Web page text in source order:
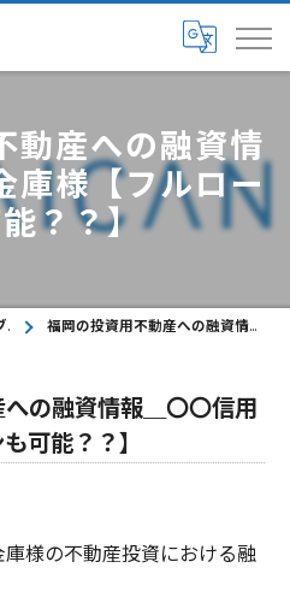
動産への融資情
庫様【フルロー
？？】
福岡の投資用不動産への融資情報＿〇〇信用金庫様【フルローンも可能？？】
の融資情報＿〇〇信用
可能？？】
様の不動産投資における融